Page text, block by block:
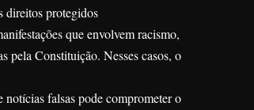
direitos protegidos
que envolvem racismo,
pela Constituição. Nesses casos, o
falsas pode comprometer o